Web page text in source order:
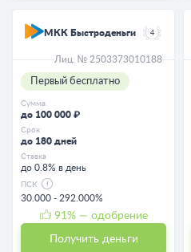
МКК Быстроденьги 4
Лиц. № 2503373010188
Первый бесплатно
Сумма
до 100 000 ₽
Срок
до 180 дней
Ставка
до 0.8% в день
ПСК
30.000 - 292.000%
91 % — одобрение
Получить деньги